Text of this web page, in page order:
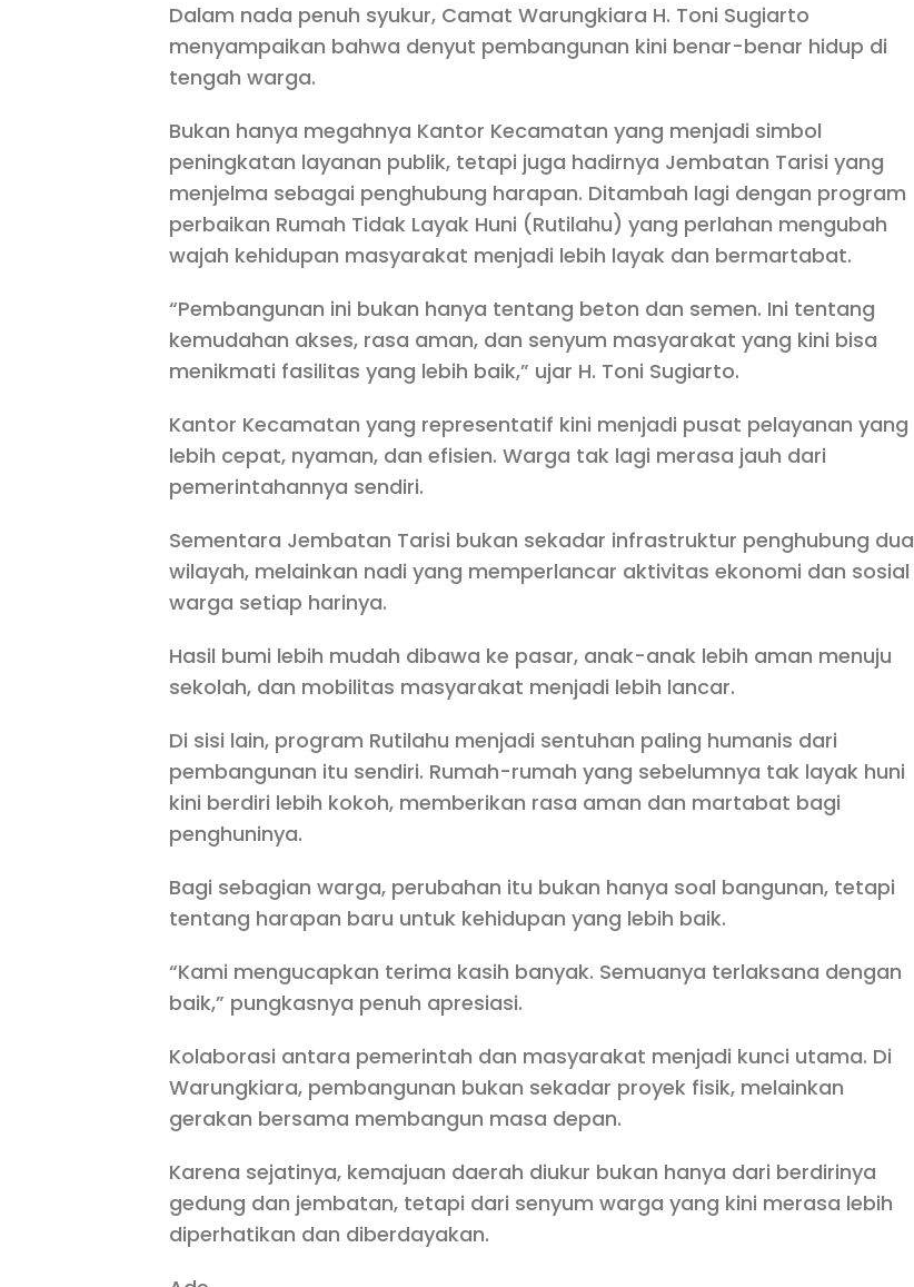
Dalam nada penuh syukur, Camat Warungkiara H. Toni Sugiarto
menyampaikan bahwa denyut pembangunan kini benar-benar hidup di
tengah warga.
Bukan hanya megahnya Kantor Kecamatan yang menjadi simbol
peningkatan layanan publik, tetapi juga hadirnya Jembatan Tarisi yang
menjelma sebagai penghubung harapan. Ditambah lagi dengan program
perbaikan Rumah Tidak Layak Huni (Rutilahu) yang perlahan mengubah
wajah kehidupan masyarakat menjadi lebih layak dan bermartabat.
“Pembangunan ini bukan hanya tentang beton dan semen. Ini tentang
kemudahan akses, rasa aman, dan senyum masyarakat yang kini bisa
menikmati fasilitas yang lebih baik,” ujar H. Toni Sugiarto.
Kantor Kecamatan yang representatif kini menjadi pusat pelayanan yang
lebih cepat, nyaman, dan efisien. Warga tak lagi merasa jauh dari
pemerintahannya sendiri.
Sementara Jembatan Tarisi bukan sekadar infrastruktur penghubung dua
wilayah, melainkan nadi yang memperlancar aktivitas ekonomi dan sosial
warga setiap harinya.
Hasil bumi lebih mudah dibawa ke pasar, anak-anak lebih aman menuju
sekolah, dan mobilitas masyarakat menjadi lebih lancar.
Di sisi lain, program Rutilahu menjadi sentuhan paling humanis dari
pembangunan itu sendiri. Rumah-rumah yang sebelumnya tak layak huni
kini berdiri lebih kokoh, memberikan rasa aman dan martabat bagi
penghuninya.
Bagi sebagian warga, perubahan itu bukan hanya soal bangunan, tetapi
tentang harapan baru untuk kehidupan yang lebih baik.
“Kami mengucapkan terima kasih banyak. Semuanya terlaksana dengan
baik,” pungkasnya penuh apresiasi.
Kolaborasi antara pemerintah dan masyarakat menjadi kunci utama. Di
Warungkiara, pembangunan bukan sekadar proyek fisik, melainkan
gerakan bersama membangun masa depan.
Karena sejatinya, kemajuan daerah diukur bukan hanya dari berdirinya
gedung dan jembatan, tetapi dari senyum warga yang kini merasa lebih
diperhatikan dan diberdayakan.